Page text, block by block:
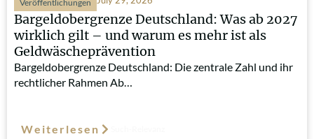
Veröffentlichungen
Bargeldobergrenze Deutschland: Was ab 2027
wirklich gilt – und warum es mehr ist als
Geldwäscheprävention
Bargeldobergrenze Deutschland: Die zentrale Zahl und ihr
rechtlicher Rahmen Ab…
Weiterlesen